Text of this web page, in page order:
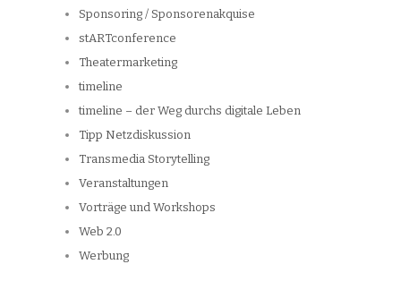
Sponsoring / Sponsorenakquise
stARTconference
Theatermarketing
timeline
timeline – der Weg durchs digitale Leben
Tipp Netzdiskussion
Transmedia Storytelling
Veranstaltungen
Vorträge und Workshops
Web 2.0
Werbung